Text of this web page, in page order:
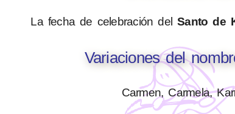
La fecha de celebración delSanto de
Variaciones del
Carmen, Carmela,